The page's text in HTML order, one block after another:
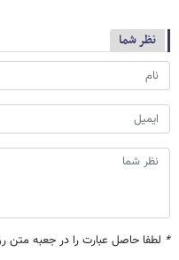
نظر شما
* لطفا حاصل عبارت را در جعبه متن